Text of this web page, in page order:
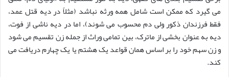
می گیرد که ممکن است شامل همه ورثه نباشد (مثلاً در دیه قتل عمد،
فقط فرزندان ذکور ولی دم محسوب می شوند)، اما در دیه ناشی از فوت،
دیه به عنوان بخشی از ماترک، بین تمامی وراث از جمله زن تقسیم می شود
و زن سهم خود را بر اساس همان قواعد یک هشتم یا یک چهارم دریافت می
کند.